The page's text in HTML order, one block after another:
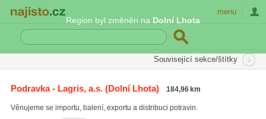
Region byl změněn na Dolní Lhota
menu
Související sekce/štítky
džusy(660)
Podravka - Lagris, a.s.(Dolní Lhota) 184,96 km
Věnujeme se importu, balení, exportu a distribuci potravin.